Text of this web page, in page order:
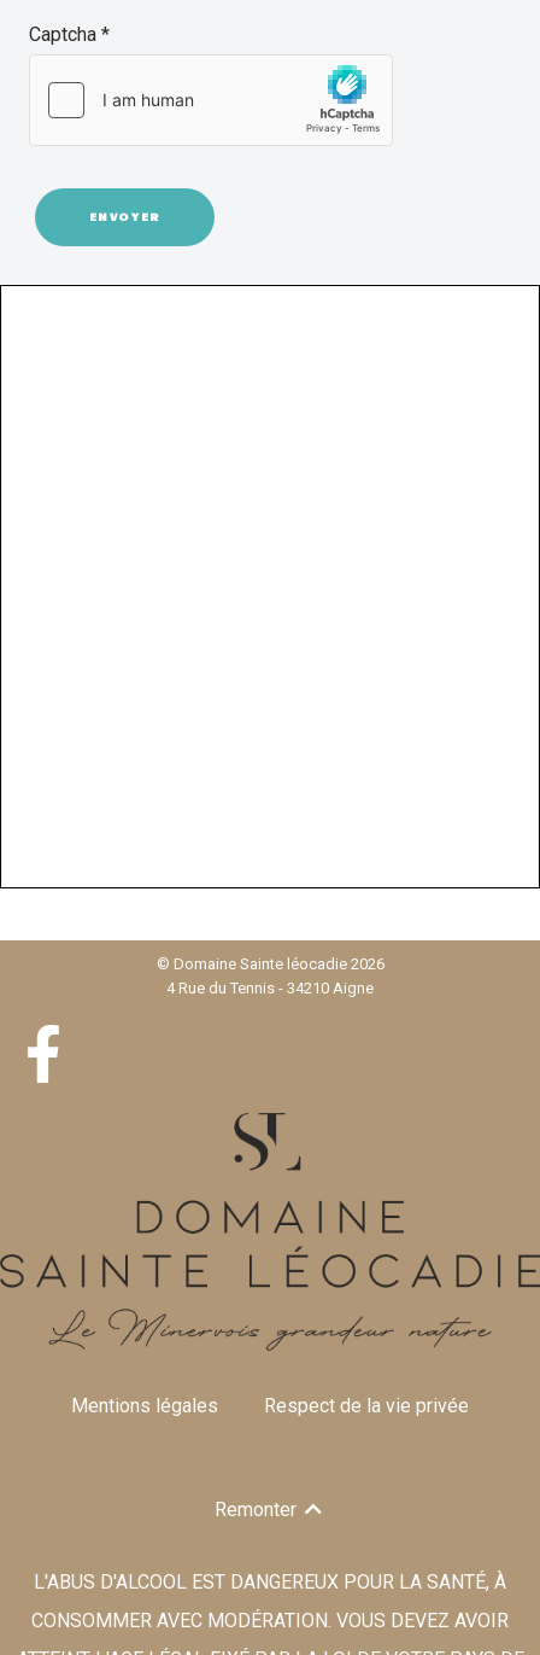
Captcha *
ENVOYER
© Domaine Sainte léocadie 2026
4 Rue du Tennis - 34210 Aigne
Mentions légales Respect de la vie privée
Remonter
L'ABUS D'ALCOOL EST DANGEREUX POUR LA SANTÉ, À
CONSOMMER AVEC MODÉRATION. VOUS DEVEZ AVOIR